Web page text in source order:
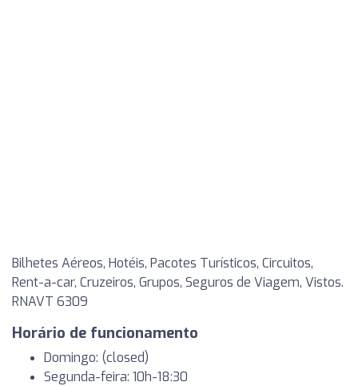
Bilhetes Aéreos, Hotéis, Pacotes Turísticos, Circuitos,
Rent-a-car, Cruzeiros, Grupos, Seguros de Viagem, Vistos.
RNAVT 6309
Horário de funcionamento
Domingo: (closed)
Segunda-feira: 10h-18:30